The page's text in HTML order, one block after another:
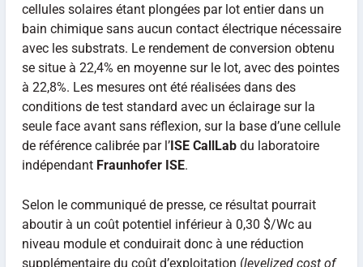
cellules solaires étant plongées par lot entier dans un
bain chimique sans aucun contact électrique nécessaire
avec les substrats. Le rendement de conversion obtenu
se situe à 22,4% en moyenne sur le lot, avec des pointes
à 22,8%. Les mesures ont été réalisées dans des
conditions de test standard avec un éclairage sur la
seule face avant sans réflexion, sur la base d’une cellule
de référence calibrée par l’ISE CallLabdu laboratoire
indépendant Fraunhofer ISE.
Selon le communiqué de presse, ce résultat pourrait
aboutir à un coût potentiel inférieur à 0,30 $/Wc au
niveau module et conduirait donc à une réduction
supplémentaire du coût d’exploitation (levelized cost of